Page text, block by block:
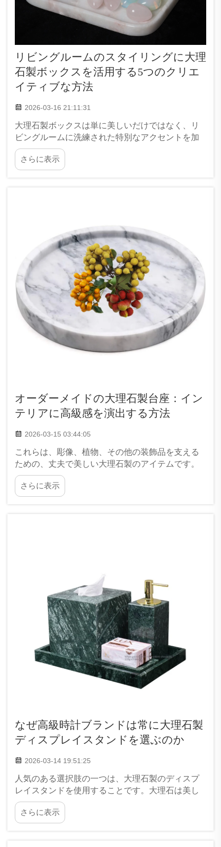
リビングルームのスタイリングに大理
石製ボックスを活用する5つのクリエ
イティブな方法
2026-03-16 21:11:31
大理石製ボックスは単に美しいだけではなく、リ
ビングルームに洗練された特別なアクセントを加
えることができます。その光沢のある表面と上品
な外観により、物の整理整頓を助けながら、全体
の見た目をよりスタイリッシュに仕上げてくれま
さらに表示
オーダーメイドの大理石製台座：イン
テリアに高級感を演出する方法
2026-03-15 03:44:05
これらは、彫像、植物、その他の装飾品を支える
ための、丈夫で美しい大理石製のアイテムです。
お部屋に上品さを加えたい場合は、XPIC社のカス
タム大理石製台座がそのお手伝いをします。導
入：最適なカスタム大理石製台座の選択…
さらに表示
なぜ高級時計ブランドは常に大理石製
ディスプレイスタンドを選ぶのか
2026-03-14 19:51:25
人気のある選択肢の一つは、大理石製のディスプ
レイスタンドを使用することです。大理石は美し
く頑丈な石材であり、どんな高級時計も一層特別
に見せることができます。高級時計を大理石製の
スタンドに置くと、購入者の目を引き、同時にエ
さらに表示